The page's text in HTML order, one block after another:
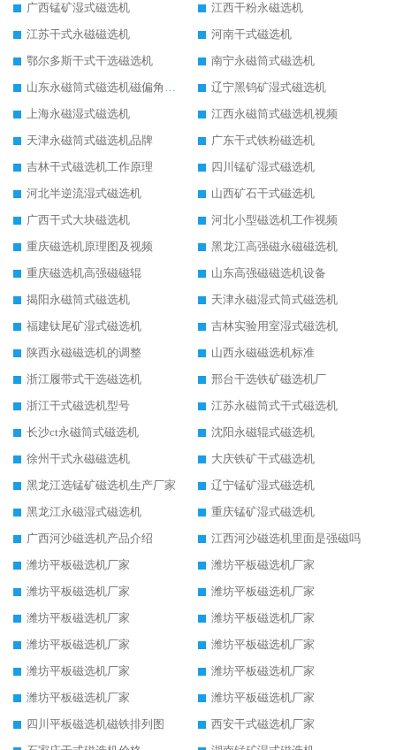
广西锰矿湿式磁选机
江西干粉永磁选机
江苏干式永磁磁选机
河南干式磁选机
鄂尔多斯干式干选磁选机
南宁永磁筒式磁选机
山东永磁筒式磁选机磁偏角怎么调整
辽宁黑钨矿湿式磁选机
上海永磁湿式磁选机
江西永磁筒式磁选机视频
天津永磁筒式磁选机品牌
广东干式铁粉磁选机
吉林干式磁选机工作原理
四川锰矿湿式磁选机
河北半逆流湿式磁选机
山西矿石干式磁选机
广西干式大块磁选机
河北小型磁选机工作视频
重庆磁选机原理图及视频
黑龙江高强磁永磁磁选机
重庆磁选机高强磁磁辊
山东高强磁磁选机设备
揭阳永磁筒式磁选机
天津永磁湿式筒式磁选机
福建钛尾矿湿式磁选机
吉林实验用室湿式磁选机
陕西永磁磁选机的调整
山西永磁磁选机标准
浙江履带式干选磁选机
邢台干选铁矿磁选机厂
浙江干式磁选机型号
江苏永磁筒式干式磁选机
长沙ct永磁筒式磁选机
沈阳永磁辊式磁选机
徐州干式永磁磁选机
大庆铁矿干式磁选机
黑龙江选锰矿磁选机生产厂家
辽宁锰矿湿式磁选机
黑龙江永磁湿式磁选机
重庆锰矿湿式磁选机
广西河沙磁选机产品介绍
江西河沙磁选机里面是强磁吗
潍坊平板磁选机厂家
潍坊平板磁选机厂家
潍坊平板磁选机厂家
潍坊平板磁选机厂家
潍坊平板磁选机厂家
潍坊平板磁选机厂家
潍坊平板磁选机厂家
潍坊平板磁选机厂家
潍坊平板磁选机厂家
潍坊平板磁选机厂家
潍坊平板磁选机厂家
潍坊平板磁选机厂家
四川平板磁选机磁铁排列图
西安干式磁选机厂家